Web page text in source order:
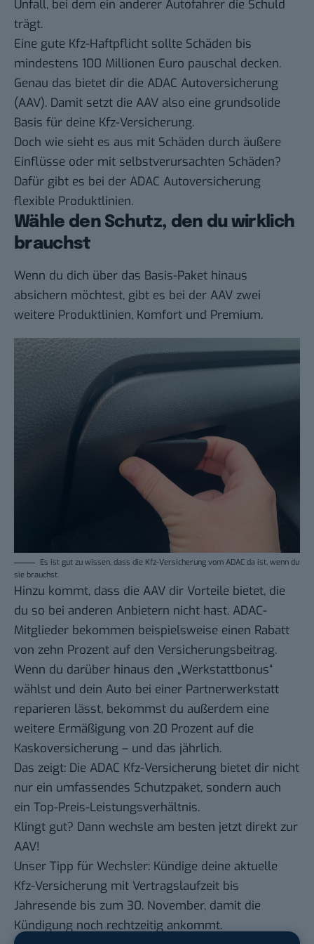
Unfall, bei dem ein anderer Autofahrer die Schuld
trägt.
Eine gute Kfz-Haftpflicht sollte Schäden bis
mindestens 100 Millionen Euro pauschal decken.
Genau das bietet dir die ADAC Autoversicherung
(AAV). Damit setzt die AAV also eine grundsolide
Basis für deine Kfz-Versicherung.
Doch wie sieht es aus mit Schäden durch äußere
Einflüsse oder mit selbstverursachten Schäden?
Dafür gibt es bei der ADAC Autoversicherung
flexible Produktlinien.
Wähle den Schutz, den du wirklich
brauchst
Wenn du dich über das Basis-Paket hinaus
absichern möchtest, gibt es bei der AAV zwei
weitere Produktlinien, Komfort und Premium.
Es ist gut zu wissen, dass die Kfz-Versicherung vom ADAC da ist, wenn du
sie brauchst.
Hinzu kommt, dass die AAV dir Vorteile bietet, die
du so bei anderen Anbietern nicht hast. ADAC-
Mitglieder bekommen beispielsweise einen Rabatt
von zehn Prozent auf den Versicherungsbeitrag.
Wenn du darüber hinaus den „Werkstattbonus“
wählst und dein Auto bei einer Partnerwerkstatt
reparieren lässt, bekommst du außerdem eine
weitere Ermäßigung von 20 Prozent auf die
Kaskoversicherung – und das jährlich.
Das zeigt: Die ADAC Kfz-Versicherung bietet dir nicht
nur ein umfassendes Schutzpaket, sondern auch
ein Top-Preis-Leistungsverhältnis.
Klingt gut? Dann wechsle am besten jetzt direkt zur
AAV!
Unser Tipp für Wechsler: Kündige deine aktuelle
Kfz-Versicherung mit Vertragslaufzeit bis
Jahresende bis zum 30. November, damit die
Kündigung noch rechtzeitig ankommt.